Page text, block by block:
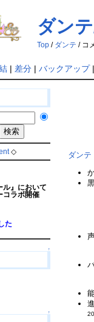
ダン
Top/ ダンテ / コ
| 差分| バックアップ|
◇
ル』において
コラボ開催
た
↑
↑
ダンテ